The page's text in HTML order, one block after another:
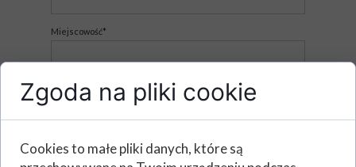
Miejscowość*
Imię i nazwisko (Osoba zgłaszająca)*
E - mail*
Zgoda na pliki cookie
Cookies to małe pliki danych, które są